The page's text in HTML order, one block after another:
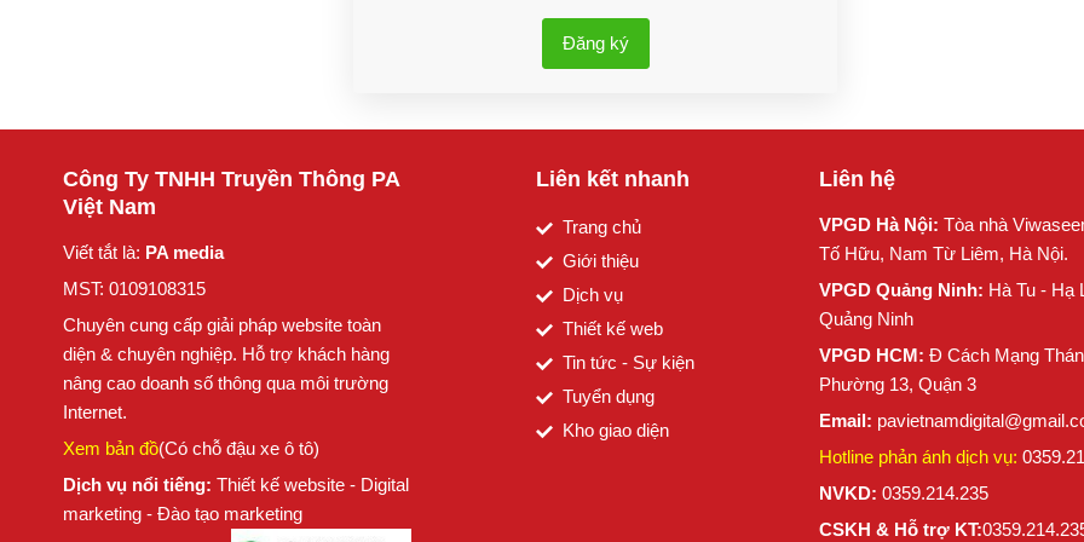
Đăng ký
Công Ty TNHH Truyền Thông PA
Việt Nam
Viết tắt là: PA media
MST: 0109108315
Chuyên cung cấp giải pháp website toàn
diện & chuyên nghiệp. Hỗ trợ khách hàng
nâng cao doanh số thông qua môi trường
Internet.
Xem bản đồ(Có chỗ đậu xe ô tô)
Dịch vụ nổi tiếng: Thiết kế website - Digital
marketing - Đào tạo marketing
Liên kết nhanh
Trang chủ
Giới thiệu
Dịch vụ
Thiết kế web
Tin tức - Sự kiện
Tuyển dụng
Kho giao diện
Liên hệ
VPGD Hà Nội:Tòa nhà
Tố Hữu, Nam Từ Liêm, Hà Nội.
VPGD Quảng Ninh: Hà Tu - Hạ
Quảng Ninh
VPGD HCM:Đ Cách Mạng
Phường 13, Quận 3
Email:
Hotline phản ánh dịch vụ:
NVKD:0359.214.235
CSKH & Hỗ trợ KT: